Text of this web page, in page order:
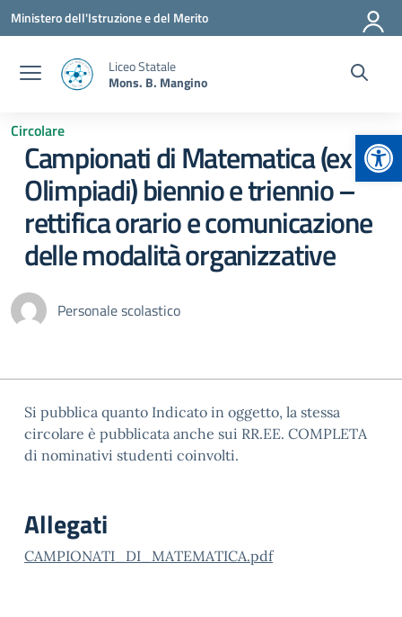
Vai ai contenuti
Vai al menu di navigazione
Vai al footer
Ministero dell'Istruzione e del Merito
Liceo Statale
Mons. B. Mangino
Circolare
Campionati di Matematica (ex
Olimpiadi) biennio e triennio –
rettifica orario e comunicazione
delle modalità organizzative
Personale scolastico
Si pubblica quanto Indicato in oggetto, la stessa
circolare è pubblicata anche sui RR.EE. COMPLETA
di nominativi studenti coinvolti.
Allegati
CAMPIONATI_DI_MATEMATICA.pdf